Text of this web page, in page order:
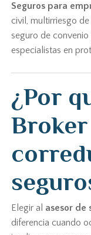
Seguros para
civil, multirriesgo
seguro de convenio
especialistas en
¿Por
Elegir al asesor de
diferencia cuando